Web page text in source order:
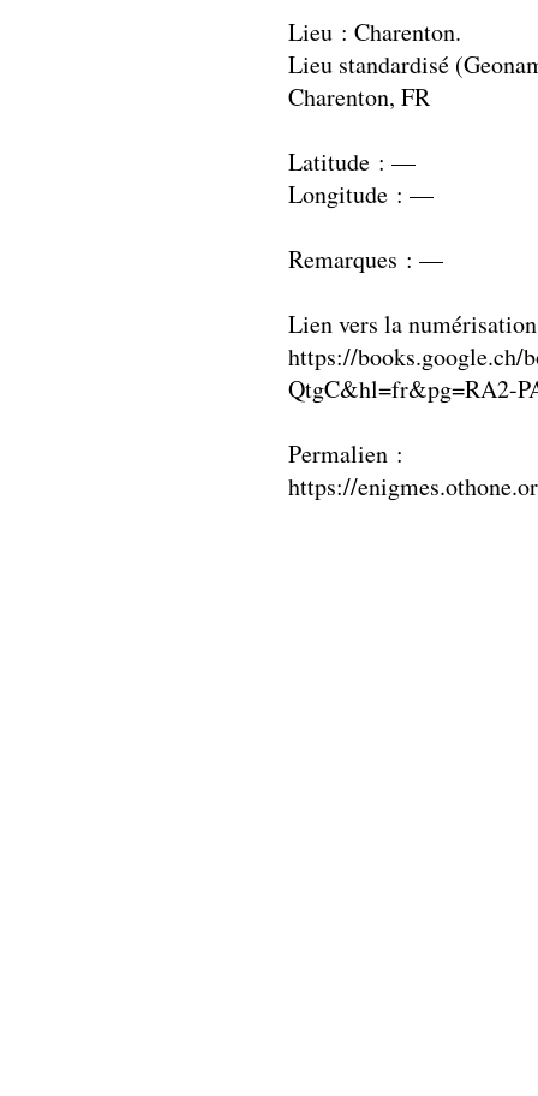
Lieu : Charenton.
Lieu standardisé
Charenton, FR
Latitude : —
Longitude : —
Remarques : —
Lien vers la
https://books.google.ch/
QtgC&hl=fr&pg=RA2-
Permalien :
https://